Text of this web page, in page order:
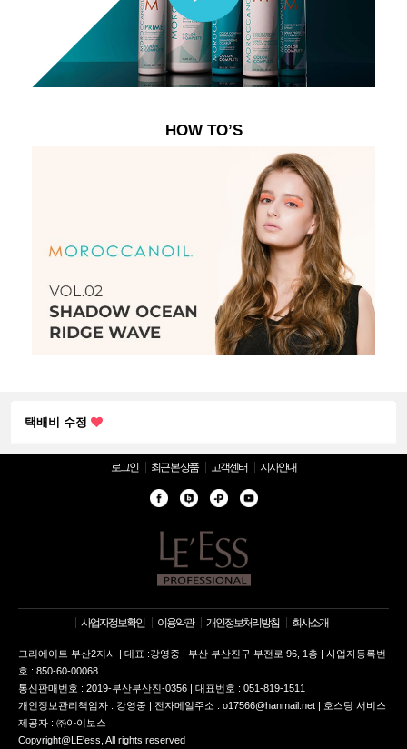
HOW TO’S
택배비 수정
[중요] 그리에이트몰 리뉴얼 베타 서비스에 따른 일부 혜택 및 …
로그인 최근 본 상품 고객센터 지사안내
사업자정보확인 이용약관 개인정보처리방침 회사소개
그리에이트 부산2지사 | 대표 :강영중 | 부산 부산진구 부전로 96, 1층 | 사업자등록번
호 : 850-60-00068
통신판매번호 : 2019-부산부산진-0356 | 대표번호 : 051-819-1511
개인정보관리책임자 : 강영중 | 전자메일주소 : o17566@hanmail.net | 호스팅 서비스
제공자 : ㈜아이보스
Copyright@LE'ess, All rights reserved